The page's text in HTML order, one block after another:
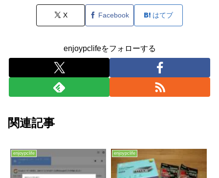
X Facebook はてブ
enjoypclifeをフォローする
関連記事
enjoypclife enjoypclife